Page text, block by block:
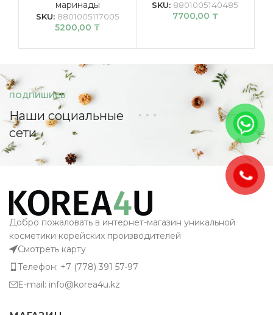
маринады
SKU: 8801005117005
5200,00 ₸
SKU: 8801005140485
7700,00 ₸
ПОДПИШИСЬ
Наши социальные
сети
Добро пожаловать в интернет-магазин уникальной
косметики корейских производителей
Смотреть карту
Телефон: +7 (778) 391 57-97
E-mail: info@korea4u.kz